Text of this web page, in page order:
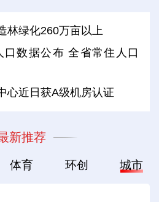
林绿化260万亩以上
口数据公布 全省常住人口
心近日获A级机房认证
新推荐
体育 环创 城市